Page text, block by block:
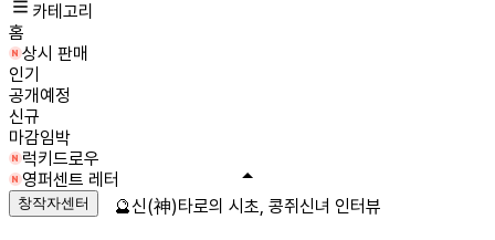
카테고리
홈
상시 판매
인기
공개예정
신규
마감임박
럭키드로우
영퍼센트 레터
창작자센터 🔮신(神)타로의 시초, 콩쥐신녀 인터뷰